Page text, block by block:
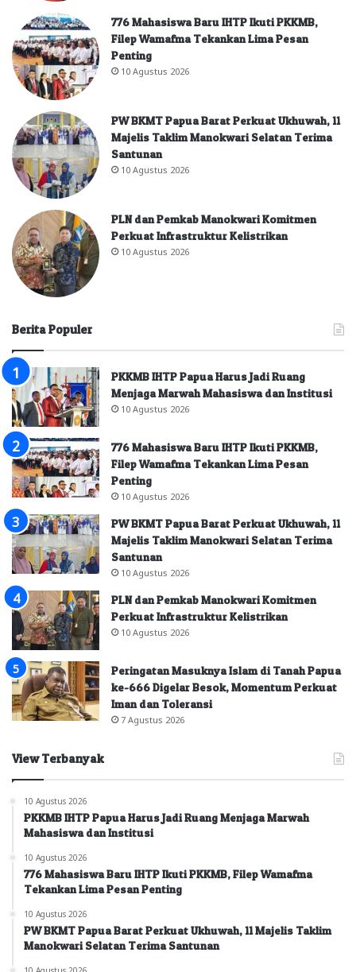
776 Mahasiswa Baru IHTP Ikuti PKKMB,
Filep Wamafma Tekankan Lima Pesan
Penting
10 Agustus 2026
PW BKMT Papua Barat Perkuat Ukhuwah, 11
Majelis Taklim Manokwari Selatan Terima
Santunan
10 Agustus 2026
PLN dan Pemkab Manokwari Komitmen
Perkuat Infrastruktur Kelistrikan
10 Agustus 2026
Berita Populer
PKKMB IHTP Papua Harus Jadi Ruang
Menjaga Marwah Mahasiswa dan Institusi
10 Agustus 2026
776 Mahasiswa Baru IHTP Ikuti PKKMB,
Filep Wamafma Tekankan Lima Pesan
Penting
10 Agustus 2026
PW BKMT Papua Barat Perkuat Ukhuwah, 11
Majelis Taklim Manokwari Selatan Terima
Santunan
10 Agustus 2026
PLN dan Pemkab Manokwari Komitmen
Perkuat Infrastruktur Kelistrikan
10 Agustus 2026
Peringatan Masuknya Islam di Tanah Papua
ke-666 Digelar Besok, Momentum Perkuat
Iman dan Toleransi
7 Agustus 2026
View Terbanyak
10 Agustus 2026
PKKMB IHTP Papua Harus Jadi Ruang Menjaga Marwah
Mahasiswa dan Institusi
10 Agustus 2026
776 Mahasiswa Baru IHTP Ikuti PKKMB, Filep Wamafma
Tekankan Lima Pesan Penting
10 Agustus 2026
PW BKMT Papua Barat Perkuat Ukhuwah, 11 Majelis Taklim
Manokwari Selatan Terima Santunan
10 Agustus 2026